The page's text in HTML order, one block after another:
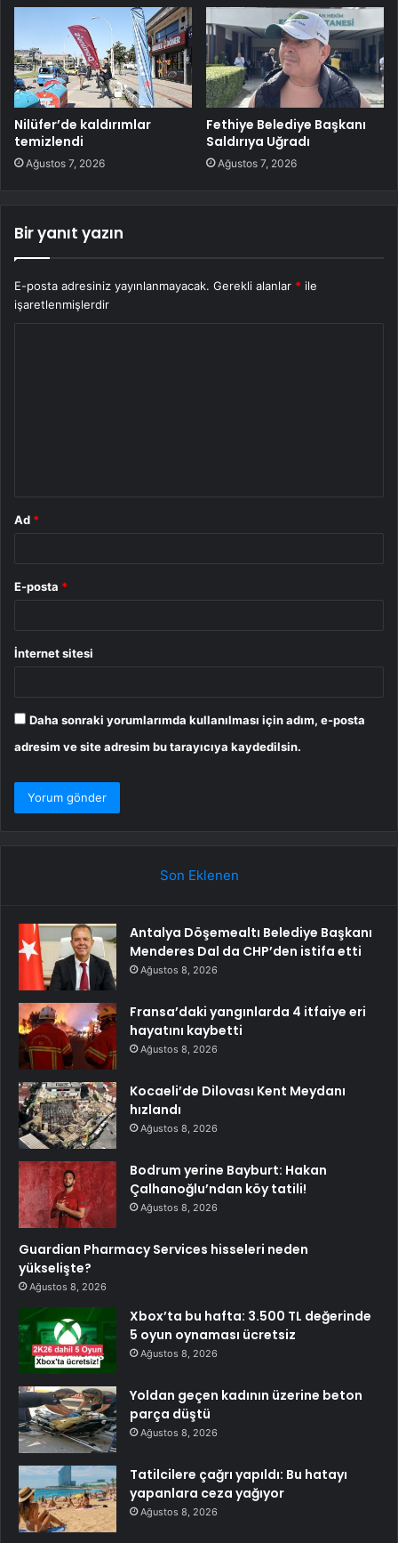
Nilüfer’de kaldırımlar
temizlendi
Ağustos 7, 2026
Fethiye Belediye Başkanı
Saldırıya Uğradı
Ağustos 7, 2026
Bir yanıt yazın
E-posta adresiniz yayınlanmayacak. Gerekli alanlar * ile
işaretlenmişlerdir
Ad *
E-posta *
İnternet sitesi
Daha sonraki yorumlarımda kullanılması için adım, e-posta
adresim ve site adresim bu tarayıcıya kaydedilsin.
Son Eklenen
Antalya Döşemealtı Belediye Başkanı
Menderes Dal da CHP’den istifa etti
Ağustos 8, 2026
Fransa’daki yangınlarda 4 itfaiye eri
hayatını kaybetti
Ağustos 8, 2026
Kocaeli’de Dilovası Kent Meydanı
hızlandı
Ağustos 8, 2026
Bodrum yerine Bayburt: Hakan
Çalhanoğlu’ndan köy tatili!
Ağustos 8, 2026
Guardian Pharmacy Services hisseleri neden
yükselişte?
Ağustos 8, 2026
Xbox’ta bu hafta: 3.500 TL değerinde
5 oyun oynaması ücretsiz
Ağustos 8, 2026
Yoldan geçen kadının üzerine beton
parça düştü
Ağustos 8, 2026
Tatilcilere çağrı yapıldı: Bu hatayı
yapanlara ceza yağıyor
Ağustos 8, 2026